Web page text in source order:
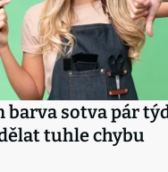
barva sotva pár
tuhle chybu